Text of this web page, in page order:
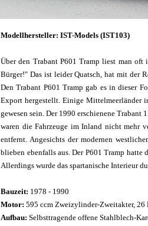
Modellhersteller: IST-Models (IST103)
Über den Trabant P601 Tramp liest man
Bürger!" Das ist leider Quatsch, hat mit der
Den Trabant P601 Tramp gab es in dieser
Export hergestellt. Einige Mittelmeerländer
gewesen sein. Der 1990 erschienene
waren die Fahrzeuge im Inland nicht mehr
entfernt. Angesichts der modernen
blieben ebenfalls aus. Der P601 Tramp
Allerdings wurde das spartanische Interieur
Bauzeit: 1978 - 1990
Motor: 595 ccm Zweizylinder-Zweitakter, 26
Aufbau: Selbsttragende offene Stahlblech-